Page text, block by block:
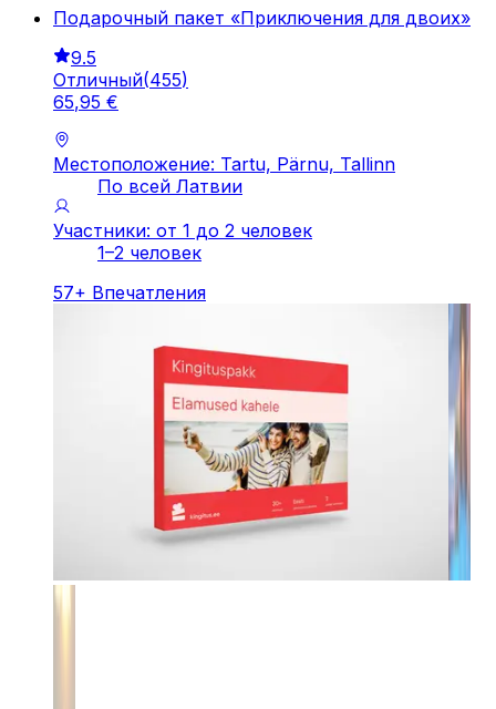
Подарочный пакет «Приключения для двоих»
9.5
Отличный(455)
65,95 €
Местоположение: Tartu, Pärnu, Tallinn
По всей Латвии
Участники: от 1 до 2 человек
1–2 человек
57+ Впечатления